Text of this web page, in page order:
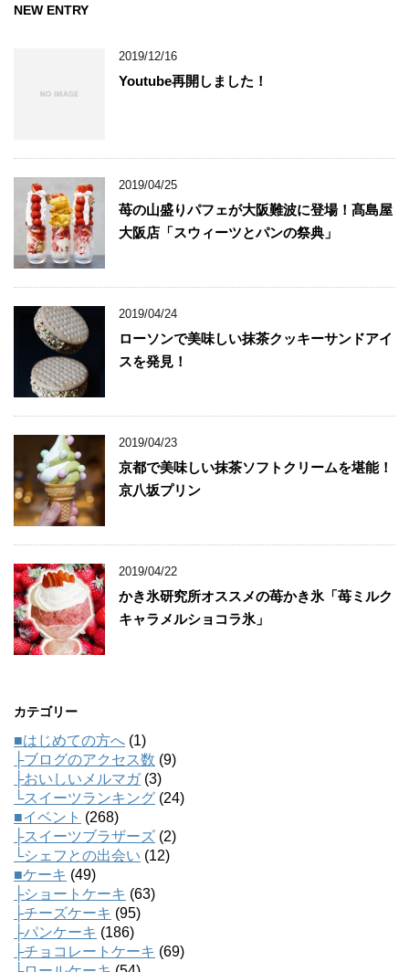
NEW ENTRY
2019/12/16
Youtube再開しました！
2019/04/25
苺の山盛りパフェが大阪難波に登場！髙島屋
大阪店「スウィーツとパンの祭典」
2019/04/24
ローソンで美味しい抹茶クッキーサンドアイ
スを発見！
2019/04/23
京都で美味しい抹茶ソフトクリームを堪能！
京八坂プリン
2019/04/22
かき氷研究所オススメの苺かき氷「苺ミルク
キャラメルショコラ氷」
カテゴリー
■はじめての方へ (1)
├ブログのアクセス数 (9)
├おいしいメルマガ(3)
└スイーツランキング (24)
■イベント (268)
├スイーツブラザーズ (2)
└シェフとの出会い (12)
■ケーキ (49)
├ショートケーキ (63)
├チーズケーキ (95)
├パンケーキ (186)
├チョコレートケーキ (69)